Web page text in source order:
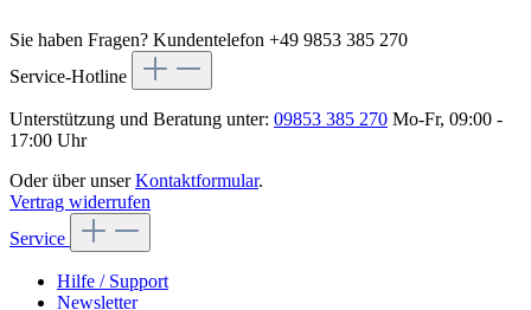
Sie haben Fragen? Kundentelefon +49 9853 385 270
Service-Hotline
Unterstützung und Beratung unter: 09853 385 270 Mo-Fr, 09:00 -
17:00 Uhr
Oder über unserKontaktformular.
Vertrag widerrufen
Service
Hilfe / Support
Newsletter